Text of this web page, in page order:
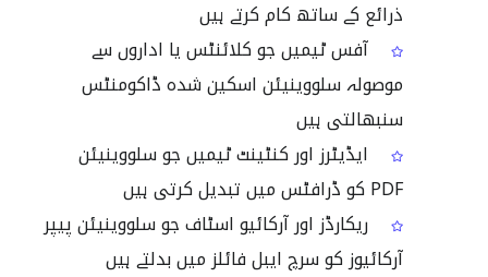
ذرائع کے ساتھ کام کرتے ہیں
آفس ٹیمیں جو کلائنٹس یا اداروں سے
موصولہ سلووینیئن اسکین شدہ ڈاکومنٹس
سنبھالتی ہیں
ایڈیٹرز اور کنٹینٹ ٹیمیں جو سلووینیئن
PDF کو ڈرافٹس میں تبدیل کرتی ہیں
ریکارڈز اور آرکائیو اسٹاف جو سلووینیئن پیپر
آرکائیوز کو سرچ ایبل فائلز میں بدلتے ہیں